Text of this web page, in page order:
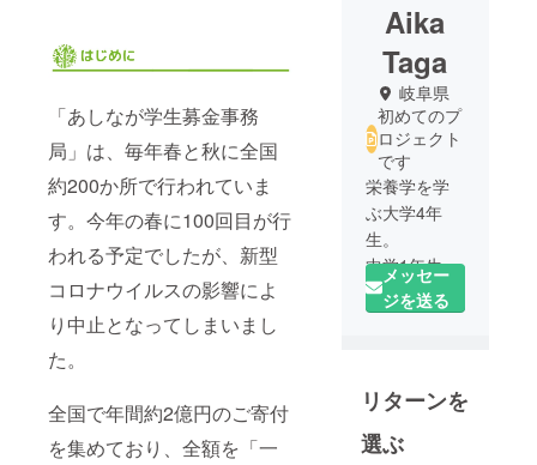
「あしなが学生募金事務
局」は、毎年春と秋に全国
約200か所で行われていま
す。今年の春に100回目が行
われる予定でしたが、新型
コロナウイルスの影響によ
り中止となってしまいまし
た。
全国で年間約2億円のご寄付
を集めており、全額を「一
Aika
Taga
岐阜県
初めてのプ
ロジェクト
です
栄養学を学
ぶ大学4年
生。
中学1年生の
時に父親を
亡くし、母
あしなが学
局の事務局
メッセー
ジを送る
リターンを
選ぶ